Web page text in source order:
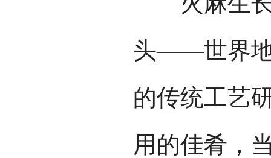
头——世界地
的传统工艺
用的佳肴，